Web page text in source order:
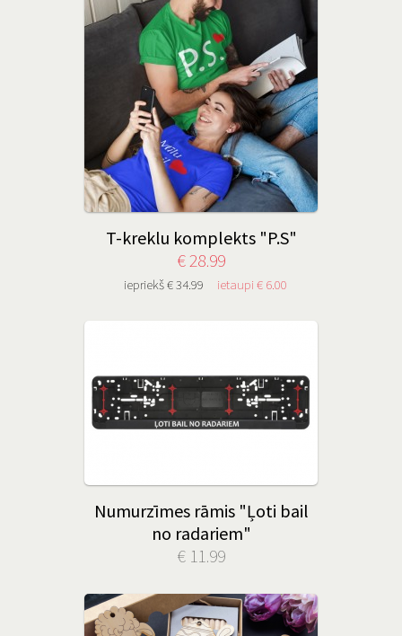
T-kreklu komplekts "P.S"
€ 28.99
iepriekš € 34.99 ietaupi € 6.00
Numurzīmes rāmis "Ļoti bail
no radariem"
€ 11.99